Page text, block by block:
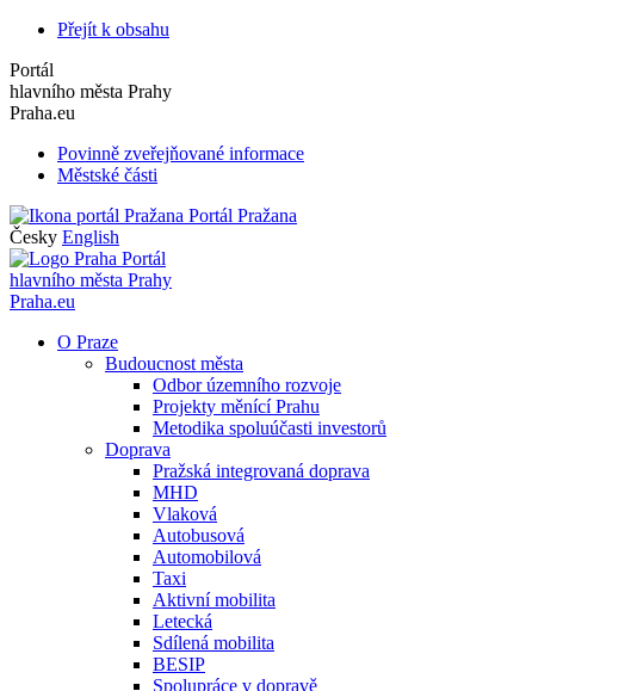
Přejít k obsahu
Portál
hlavního města Prahy
Praha.eu
Povinně zveřejňované informace
Městské části
Portál Pražana
Česky English
Portál
hlavního města Prahy
Praha.eu
O Praze
Budoucnost města
Odbor územního rozvoje
Projekty měnící Prahu
Metodika spoluúčasti investorů
Doprava
Pražská integrovaná doprava
MHD
Vlaková
Autobusová
Automobilová
Taxi
Aktivní mobilita
Letecká
Sdílená mobilita
BESIP
Spolupráce v dopravě